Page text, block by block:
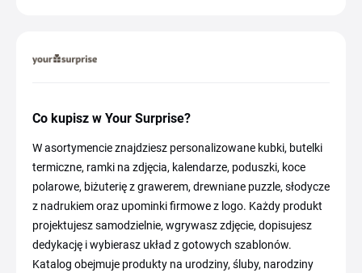
Co kupisz w Your Surprise?
W asortymencie znajdziesz personalizowane kubki, butelki
termiczne, ramki na zdjęcia, kalendarze, poduszki, koce
polarowe, biżuterię z grawerem, drewniane puzzle, słodycze
z nadrukiem oraz upominki firmowe z logo. Każdy produkt
projektujesz samodzielnie, wgrywasz zdjęcie, dopisujesz
dedykację i wybierasz układ z gotowych szablonów.
Katalog obejmuje produkty na urodziny, śluby, narodziny